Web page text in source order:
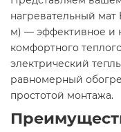
нагревательный мат
м) — эффективное и
комфортного
электрический
равномерный
простотой монтажа.​